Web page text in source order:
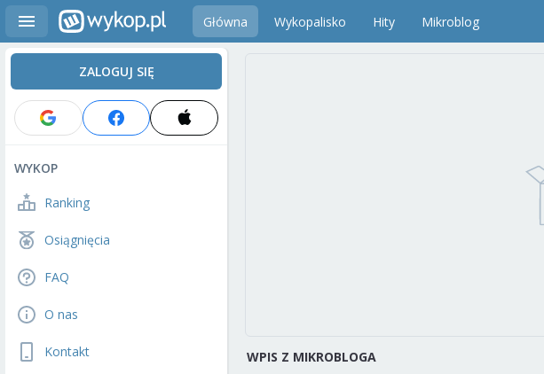
Główna Wykopalisko Hity Mikroblog
ZALOGUJ SIĘ
WYKOP
Ranking
Osiągnięcia
FAQ
O nas
Kontakt WPIS Z MIKROBLOGA